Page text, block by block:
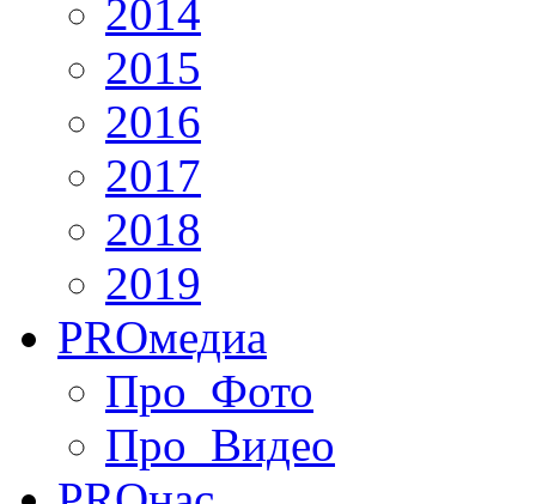
2014
2015
2016
2017
2018
2019
PROмедиа
Про_Фото
Про_Видео